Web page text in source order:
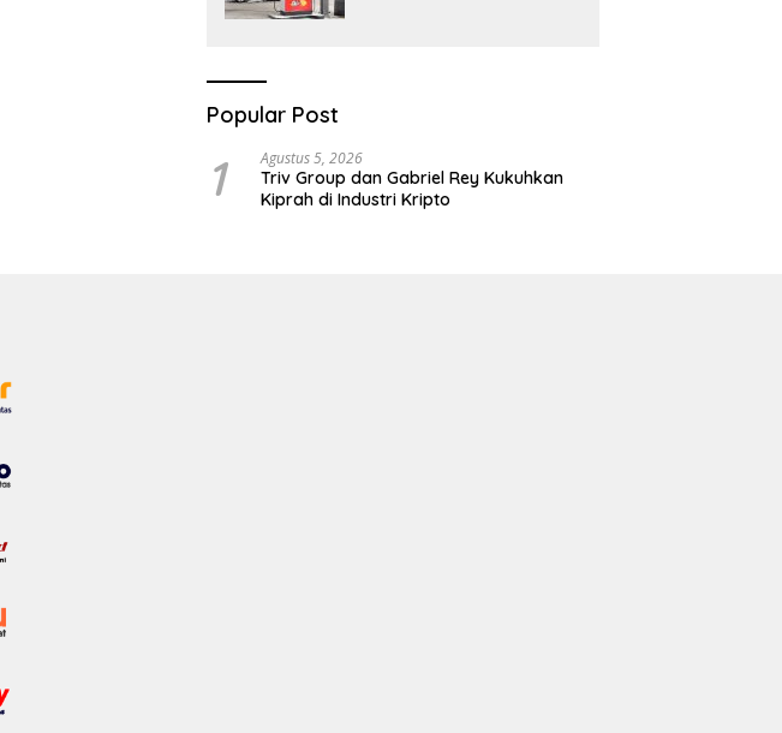
Popular Post
1 Agustus 5, 2026
Triv Group dan Gabriel Rey Kukuhkan
Kiprah di Industri Kripto